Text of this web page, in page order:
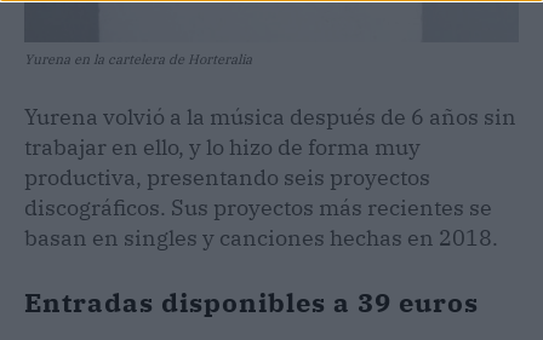
Yurena en la cartelera de Horteralia
Yurena volvió a la música después de 6 años sin
trabajar en ello, y lo hizo de forma muy
productiva, presentando seis proyectos
discográficos. Sus proyectos más recientes se
basan en singles y canciones hechas en 2018.
Entradas disponibles a 39 euros